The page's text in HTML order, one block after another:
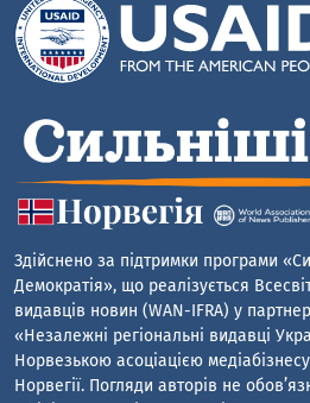
Здійснено за підтримки програми
Демократія», що реалізується
видавців новин (WAN-IFRA) у
«Незалежні регіональні видавці
Норвезькою асоціацією
Норвегії. Погляди авторів не